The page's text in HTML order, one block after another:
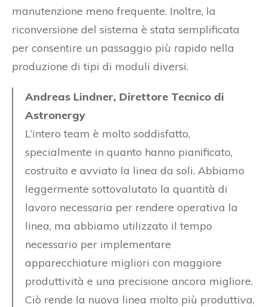
manutenzione meno frequente. Inoltre, la
riconversione del sistema è stata semplificata
per consentire un passaggio più rapido nella
produzione di tipi di moduli diversi.
Andreas Lindner, Direttore Tecnico di
Astronergy
L’intero team è molto soddisfatto,
specialmente in quanto hanno pianificato,
costruito e avviato la linea da soli. Abbiamo
leggermente sottovalutato la quantità di
lavoro necessaria per rendere operativa la
linea, ma abbiamo utilizzato il tempo
necessario per implementare
apparecchiature migliori con maggiore
produttività e una precisione ancora migliore.
Ciò rende la nuova linea molto più produttiva,